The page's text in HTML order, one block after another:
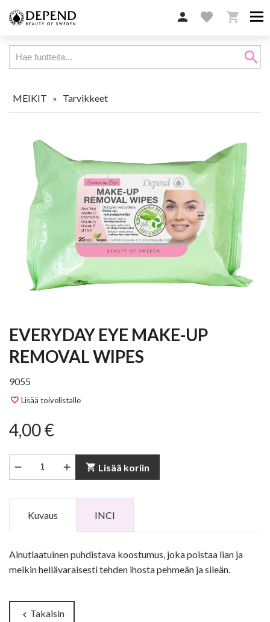
 favorite 
search
MEIKIT » Tarvikkeet
EVERYDAY EYE MAKE-UP
REMOVAL WIPES
9055
favorite_border Lisää toivelistalle
4,00 €
  shopping_cart Lisää koriin
Kuvaus INCI
Ainutlaatuinen puhdistava koostumus, joka poistaa lian ja
meikin hellävaraisesti tehden ihosta pehmeän ja sileän.
chevron_left Takaisin